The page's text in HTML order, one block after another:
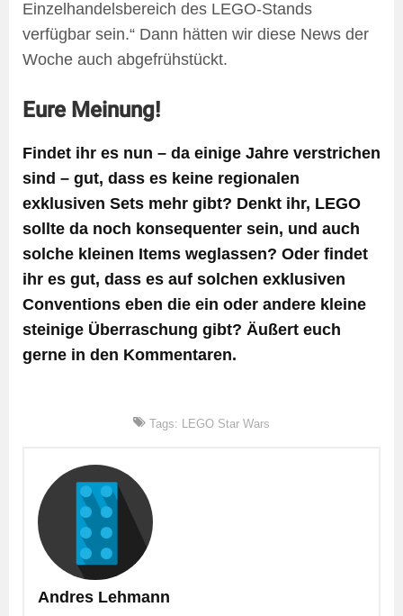
Einzelhandelsbereich des LEGO-Stands
verfügbar sein.“ Dann hätten wir diese News der
Woche auch abgefrühstückt.
Eure Meinung!
Findet ihr es nun – da einige Jahre verstrichen
sind – gut, dass es keine regionalen
exklusiven Sets mehr gibt? Denkt ihr, LEGO
sollte da noch konsequenter sein, und auch
solche kleinen Items weglassen? Oder findet
ihr es gut, dass es auf solchen exklusiven
Conventions eben die ein oder andere kleine
steinige Überraschung gibt? Äußert euch
gerne in den Kommentaren.
Tags: LEGO Star Wars
Andres Lehmann